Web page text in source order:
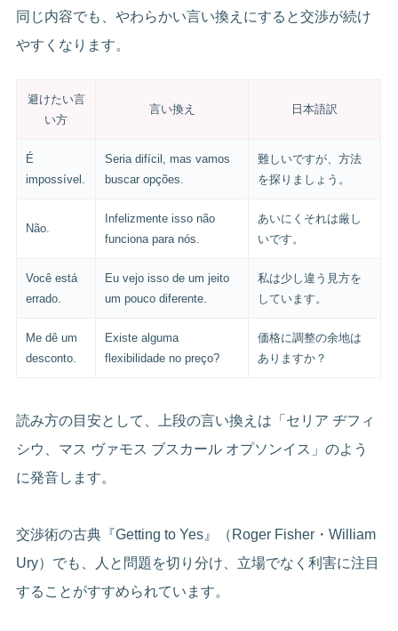
同じ内容でも、やわらかい言い換えにすると交渉が続け
やすくなります。
避けたい言
い方
言い換え 日本語訳
É
impossível.
Seria difícil, mas vamos
buscar opções.
難しいですが、方法
を探りましょう。
Não.
Infelizmente isso não
funciona para nós.
あいにくそれは厳し
いです。
Você está
errado.
Eu vejo isso de um jeito
um pouco diferente.
私は少し違う見方を
しています。
Me dê um
desconto.
Existe alguma
flexibilidade no preço?
価格に調整の余地は
ありますか？
読み方の目安として、上段の言い換えは「セリア ヂフィ
シウ、マス ヴァモス ブスカール オプソンイス」のよう
に発音します。
交渉術の古典『Getting to Yes』（Roger Fisher・William
Ury）でも、人と問題を切り分け、立場でなく利害に注目
することがすすめられています。